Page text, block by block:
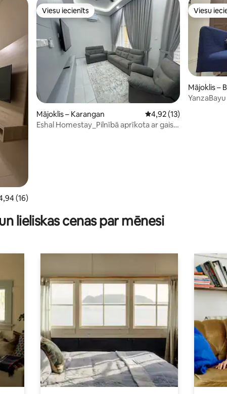
13
vērtējums: 4,94 no 5, atsauksmju skaits: 16
(16)
Viesu iecienīts
Viesu iecienīts
Mājoklis – Karangan Vidējais vērtējums: 4,92
4,92 (13)
Eshal Homestay_Pilnībā aprīkota ar gaisa
Viesu
Viesu
Mājoklis –
lieliskas cenas par mēnesi